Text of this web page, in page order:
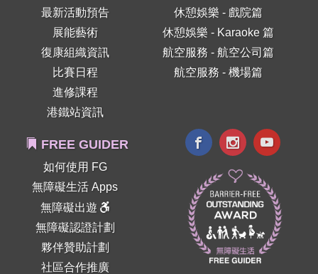
最新活動預告
展能藝術
復康組織資訊
比賽日程
進修課程
港鐵站資訊
休憩娛樂 - 戲院篇
休憩娛樂 - Karaoke 篇
航空服務 - 航空公司篇
航空服務 - 機場篇
FREE GUIDER
如何使用 FG
無障礙生活 Apps
無障礙出遊
無障礙認證計劃
夥伴贊助計劃
社區合作推廣